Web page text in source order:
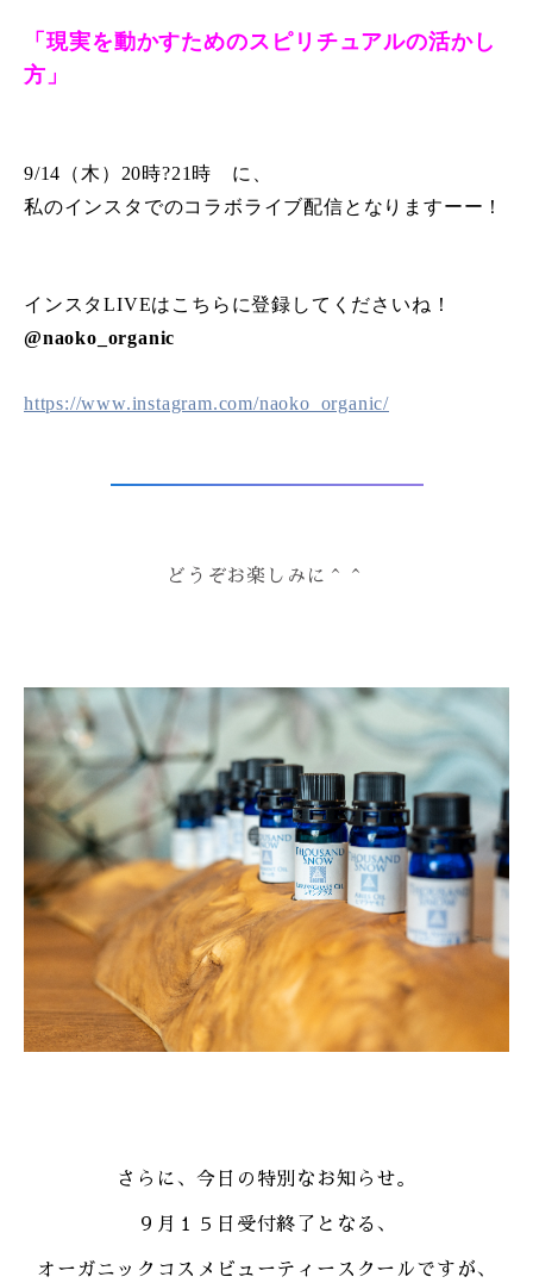
「現実を動かすためのスピリチュアルの活かし
方」
9/14（木）20時?21時 に、
私のインスタでのコラボライブ配信となりますーー！
インスタLIVEはこちらに登録してくださいね！
@naoko_organic
https://www.instagram.com/naoko_organic/
どうぞお楽しみに＾＾
さらに、今日の特別なお知らせ。
９月１５日受付終了となる、
オーガニックコスメビューティースクールですが、